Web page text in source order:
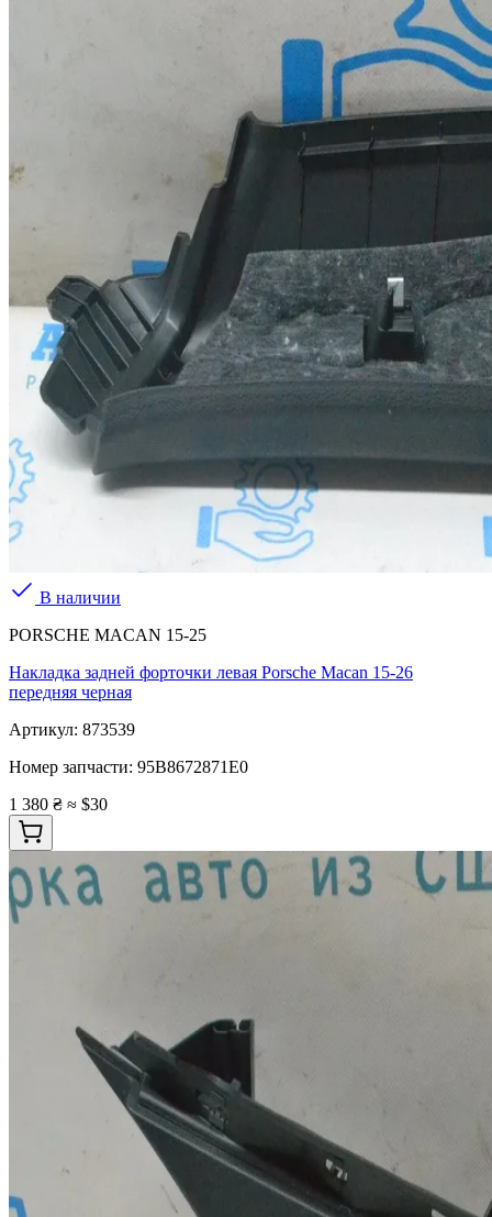
В наличии
PORSCHE MACAN 15-25
Накладка задней форточки левая Porsche Macan 15-26
передняя черная
Артикул: 873539
Номер запчасти: 95B8672871E0
1 380 ₴ ≈ $30